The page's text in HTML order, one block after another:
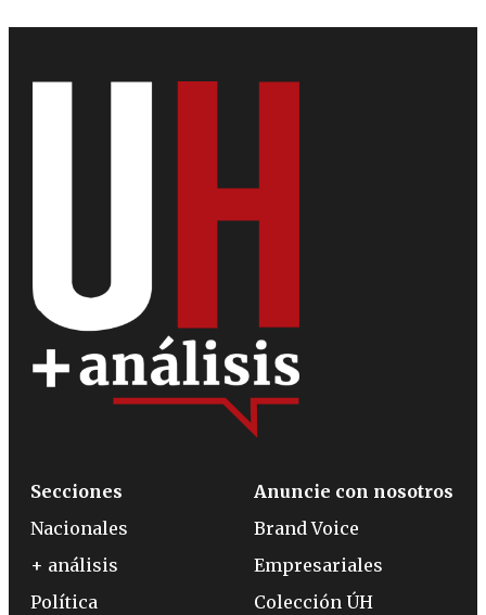
Secciones
Nacionales
+ análisis
Política
Anuncie con nosotros
Brand Voice
Empresariales
Colección ÚH